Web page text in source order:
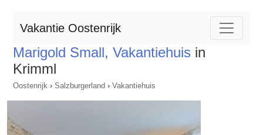
Vakantie Oostenrijk
Marigold Small, Vakantiehuis in
Krimml
Oostenrijk › Salzburgerland › Vakantiehuis